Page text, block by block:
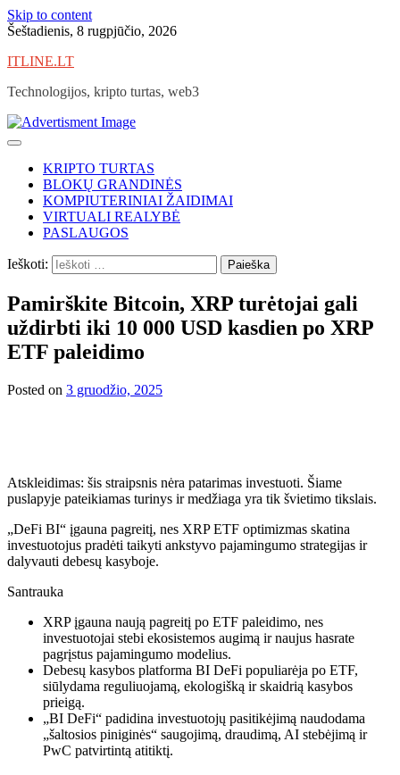
Skip to content
Šeštadienis, 8 rugpjūčio, 2026
ITLINE.LT
Technologijos, kripto turtas, web3
KRIPTO TURTAS
BLOKŲ GRANDINĖS
KOMPIUTERINIAI ŽAIDIMAI
VIRTUALI REALYBĖ
PASLAUGOS
Ieškoti:
Pamirškite Bitcoin, XRP turėtojai gali
uždirbti iki 10 000 USD kasdien po XRP
ETF paleidimo
Posted on 3 gruodžio, 2025
Atskleidimas: šis straipsnis nėra patarimas investuoti. Šiame
puslapyje pateikiamas turinys ir medžiaga yra tik švietimo tikslais.
„DeFi BI“ įgauna pagreitį, nes XRP ETF optimizmas skatina
investuotojus pradėti taikyti ankstyvo pajamingumo strategijas ir
dalyvauti debesų kasyboje.
Santrauka
XRP įgauna naują pagreitį po ETF paleidimo, nes
investuotojai stebi ekosistemos augimą ir naujus hasrate
pagrįstus pajamingumo modelius.
Debesų kasybos platforma BI DeFi populiarėja po ETF,
siūlydama reguliuojamą, ekologišką ir skaidrią kasybos
prieigą.
„BI DeFi“ padidina investuotojų pasitikėjimą naudodama
„šaltosios piniginės“ saugojimą, draudimą, AI stebėjimą ir
PwC patvirtintą atitiktį.